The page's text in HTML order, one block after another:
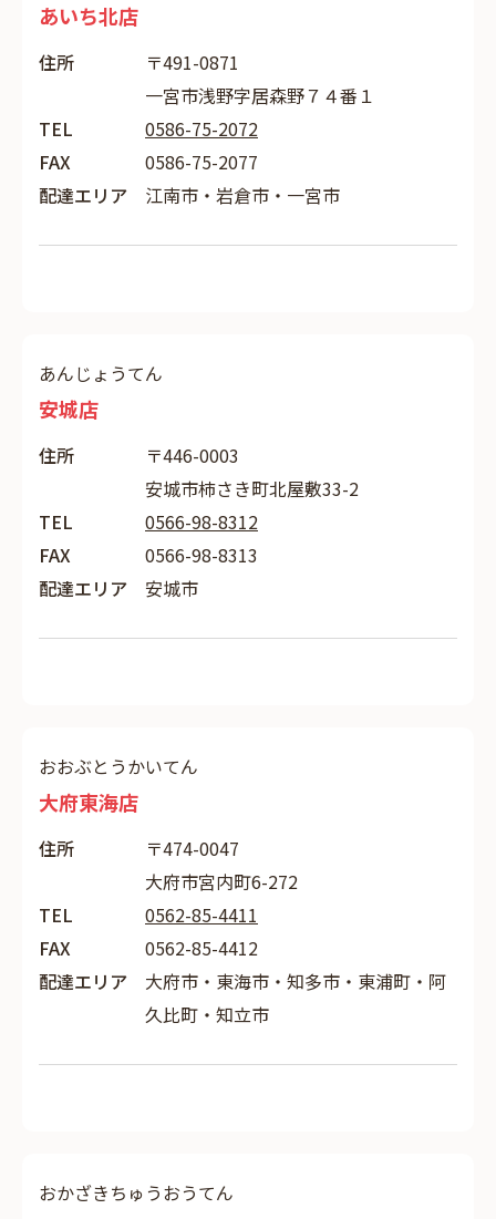
あいち北店
住所
〒491-0871
一宮市浅野字居森野７４番１
TEL
0586-75-2072
FAX
0586-75-2077
配達エリア
江南市・岩倉市・一宮市
あんじょうてん
安城店
住所
〒446-0003
安城市柿さき町北屋敷33-2
TEL
0566-98-8312
FAX
0566-98-8313
配達エリア
安城市
おおぶとうかいてん
大府東海店
住所
〒474-0047
大府市宮内町6-272
TEL
0562-85-4411
FAX
0562-85-4412
配達エリア
大府市・東海市・知多市・東浦町・阿
久比町・知立市
おかざきちゅうおうてん